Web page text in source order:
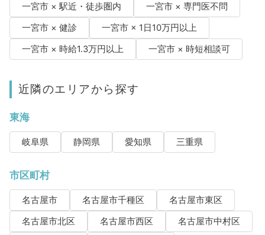
一宮市 × 駅近・徒歩圏内
一宮市 × 専門医不問
一宮市 × 健診
一宮市 × 1日10万円以上
一宮市 × 時給1.3万円以上
一宮市 × 時短相談可
近隣のエリアから探す
東海
岐阜県 静岡県 愛知県 三重県
市区町村
名古屋市 名古屋市千種区
名古屋市東区
名古屋市北区
名古屋市西区
名古屋市中村区